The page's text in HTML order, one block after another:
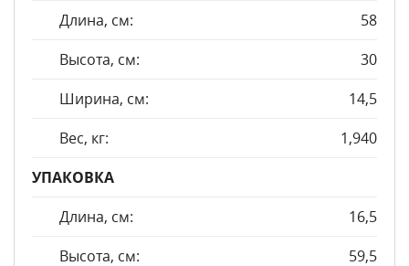
Длина, см:
58
Высота, см:
30
Ширина, см:
14,5
Вес, кг:
1,940
УПАКОВКА
Длина, см:
16,5
Высота, см:
59,5